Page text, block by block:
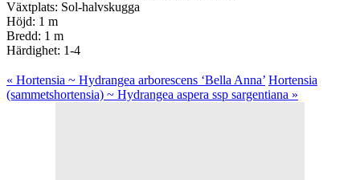
Växtplats: Sol-halvskugga
Höjd: 1 m
Bredd: 1 m
Härdighet: 1-4
« Hortensia ~ Hydrangea arborescens ‘Bella Anna’ Hortensia
(sammetshortensia) ~ Hydrangea aspera ssp sargentiana »